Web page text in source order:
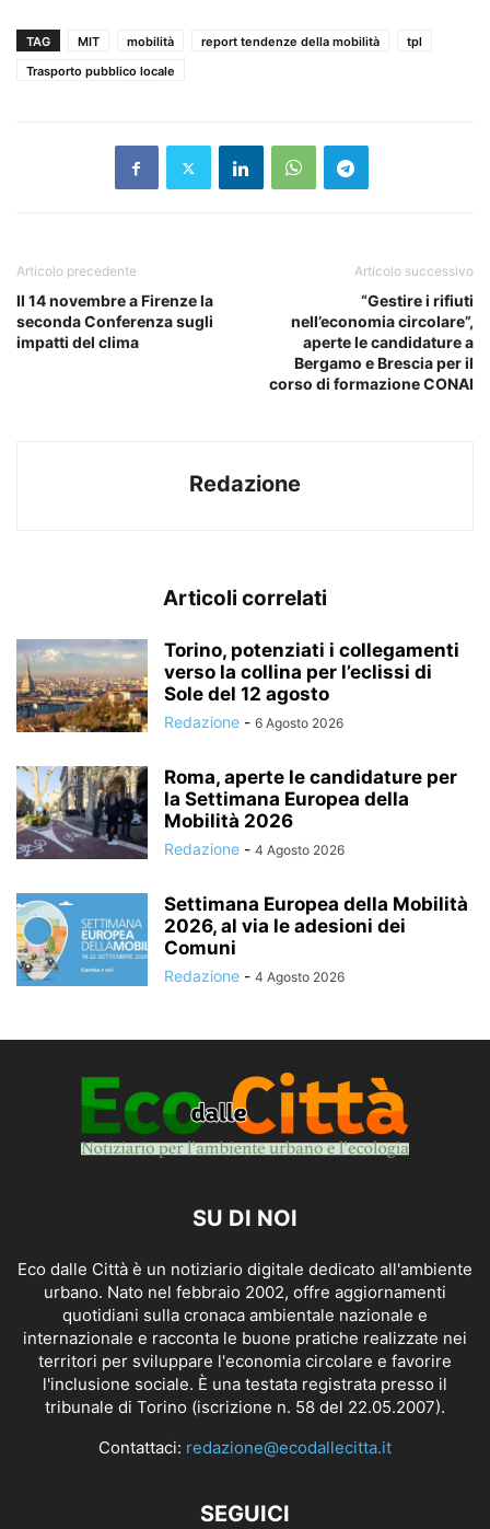
TAG MIT mobilità report tendenze della mobilità
tpl
Trasporto pubblico locale
Articolo precedente
Il 14 novembre a Firenze la
seconda Conferenza sugli
impatti del clima
Articolo successivo
“Gestire i rifiuti
nell’economia circolare”,
aperte le candidature a
Bergamo e Brescia per il
corso di formazione CONAI
Redazione
Articoli correlati
Torino, potenziati i collegamenti
verso la collina per l’eclissi di
Sole del 12 agosto
Redazione - 6 Agosto 2026
Roma, aperte le candidature per
la Settimana Europea della
Mobilità 2026
Redazione - 4 Agosto 2026
Settimana Europea della Mobilità
2026, al via le adesioni dei
Comuni
Redazione - 4 Agosto 2026
SU DI NOI
Eco dalle Città è un notiziario digitale dedicato all'ambiente
urbano. Nato nel febbraio 2002, offre aggiornamenti
quotidiani sulla cronaca ambientale nazionale e
internazionale e racconta le buone pratiche realizzate nei
territori per sviluppare l'economia circolare e favorire
l'inclusione sociale. È una testata registrata presso il
tribunale di Torino (iscrizione n. 58 del 22.05.2007).
Contattaci: redazione@ecodallecitta.it
SEGUICI